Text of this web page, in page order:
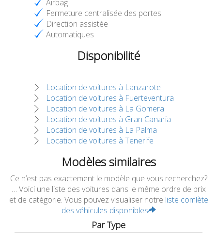
Airbag
Fermeture centralisée des portes
Direction assistée
Automatiques
Disponibilité
Location de voitures à Lanzarote
Location de voitures à Fuerteventura
Location de voitures à La Gomera
Location de voitures à Gran Canaria
Location de voitures à La Palma
Location de voitures à Tenerife
Modèles similaires
Ce n’est pas exactement le modèle que vous recherchez?
… Voici une liste des voitures dans le même ordre de prix
et de catégorie. Vous pouvez visualiser notre liste comlète
des véhicules disponibles
Par Type